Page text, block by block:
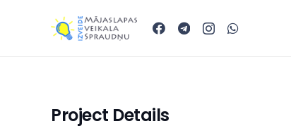
Project Details